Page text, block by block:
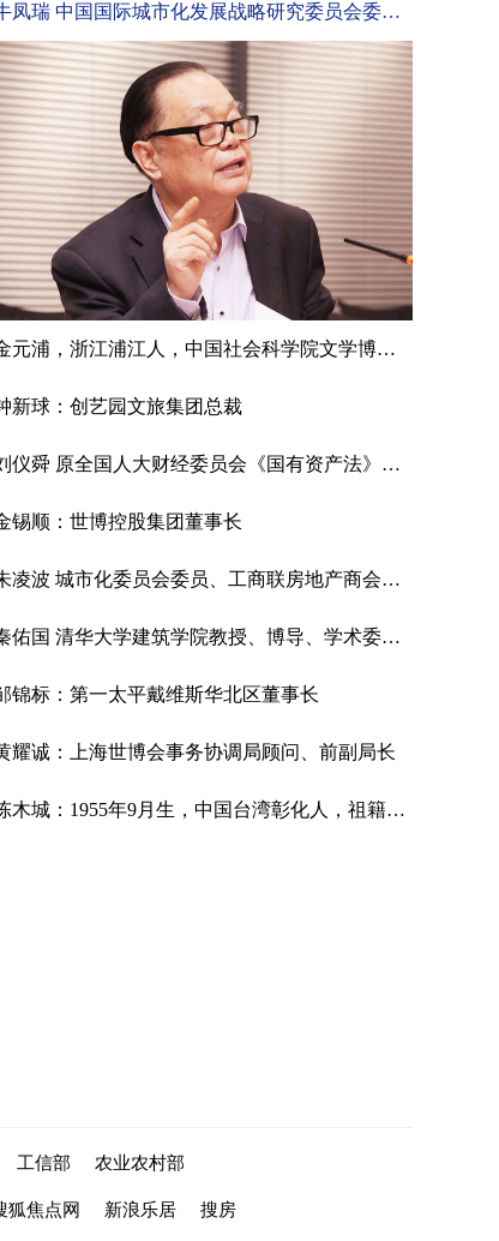
牛凤瑞 中国国际城市化发展战略研究委员会委员、中国社科院城市发展与环境研究中心原主任、中国城市经济学会副会长
金元浦，浙江浦江人，中国社会科学院文学博士，中国人民大学文学院教授、博导，中国人民大学文化创意产业研究所所长，中国国际城市化发展战略研究委员会文化与艺术专委会专家顾问，中国传媒大学、上海交大教授、博导
新球：创艺园文旅集团总裁
刘仪舜 原全国人大财经委员会《国有资产法》起草工作组组长
锡顺：世博控股集团董事长
朱凌波 城市化委员会委员、工商联房地产商会商业不动产专业委员会主任兼秘书长
秦佑国 清华大学建筑学院教授、博导、学术委员会主任
锦标：第一太平戴维斯华北区董事长
耀诚：上海世博会事务协调局顾问、前副局长
陈木城：1955年9月生，中国台湾彰化人，祖籍福建漳浦，台北师专毕业，就读淡江大学英文系，赴美国密苏里东北大学修习教育硕士，并于校长任期间到台湾大学政治研究进修公共政策。
工信部 农业农村部
狐焦点网 新浪乐居 搜房